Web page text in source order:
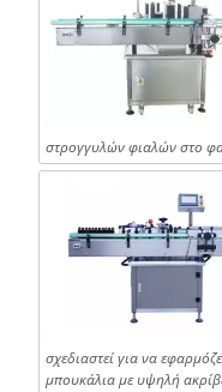
στρογγυλών φιαλών στο
σχεδιαστεί για να
μπουκάλια με υψηλή